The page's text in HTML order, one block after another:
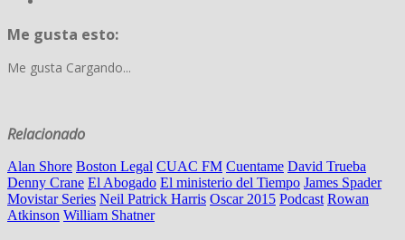
Me gusta esto:
Me gusta Cargando...
Relacionado
Alan Shore Boston Legal CUAC FM Cuentame David Trueba
Denny Crane El Abogado El ministerio del Tiempo James Spader
Movistar Series Neil Patrick Harris Oscar 2015 Podcast Rowan
Atkinson William Shatner